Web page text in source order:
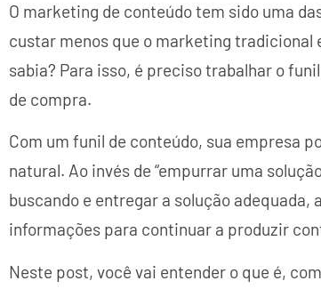
O marketing de conteúdo tem sido uma
custar menos que o marketing tradicional
sabia? Para isso, é preciso trabalhar o
de compra.
Com um funil de conteúdo, sua empresa
natural. Ao invés de “empurrar uma
buscando e entregar a solução
informações para continuar a produzir
Neste post, você vai entender o que é,